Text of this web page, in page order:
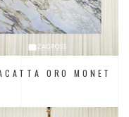
ORO MONET